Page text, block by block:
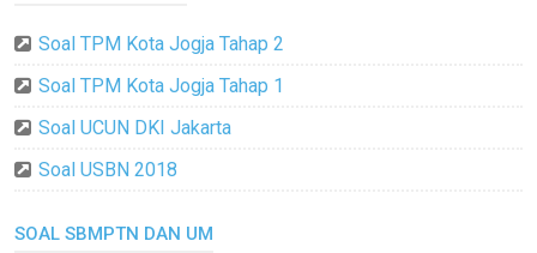
Soal TPM Kota Jogja Tahap 2
Soal TPM Kota Jogja Tahap 1
Soal UCUN DKI Jakarta
Soal USBN 2018
SOAL SBMPTN DAN UM